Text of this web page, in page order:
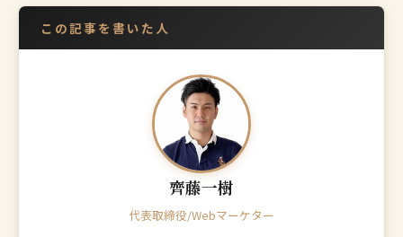
この記事を書いた人
齊藤一樹
代表取締役/Webマーケター